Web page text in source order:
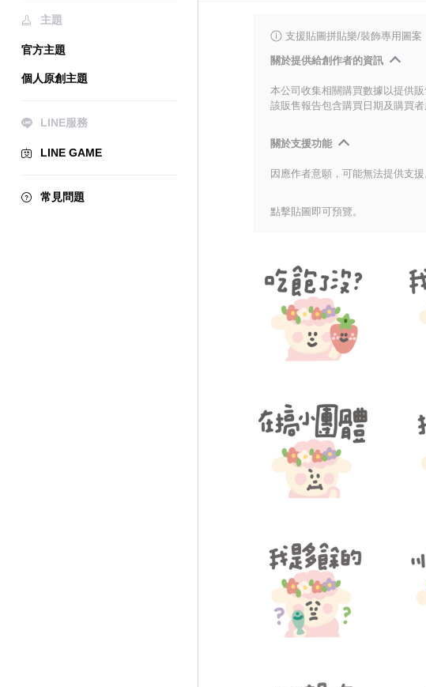
主題
官方主題
個人原創主題
LINE服務
LINE GAME
常見問題
支援貼圖拼貼樂/裝飾專用圖案
關於提供給創作者的資訊
本公司收集相關購買數據以提供販
該販售報告包含購買日期及購買
關於支援功能
因應作者意願，可能無法提供支援
點擊貼圖即可預覽。